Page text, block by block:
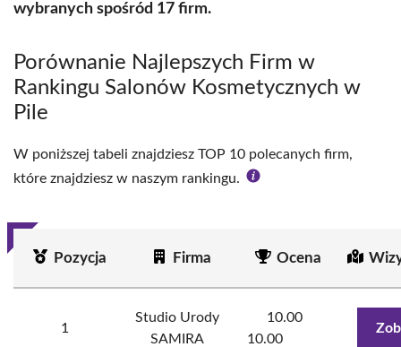
wybranych spośród 17 firm.
Porównanie Najlepszych Firm w
Rankingu Salonów Kosmetycznych w
Pile
W poniższej tabeli znajdziesz TOP 10 polecanych firm,
które znajdziesz w naszym rankingu.
Pozycja Firma Ocena
1
Studio Urody
SAMIRA
10.00
10.00